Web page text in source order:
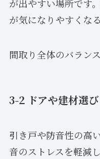
が出やすい場所です
が気になりやすくな
間取り全体のバラン
3-2 ドアや建材選
引き戸や防音性の高
音のストレスを軽減